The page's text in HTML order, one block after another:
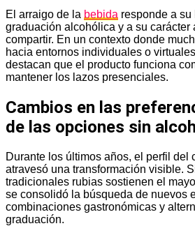
El arraigo de la bebida responde a
graduación alcohólica y a su carácter
compartir. En un contexto donde
hacia entornos individuales o
destacan que el producto funciona
mantener los lazos presenciales.
Cambios en las
de las opciones sin
Durante los últimos años, el perfil del
atravesó una transformación visible.
tradicionales rubias sostienen el
se consolidó la búsqueda de nuevos
combinaciones gastronómicas y
graduación.